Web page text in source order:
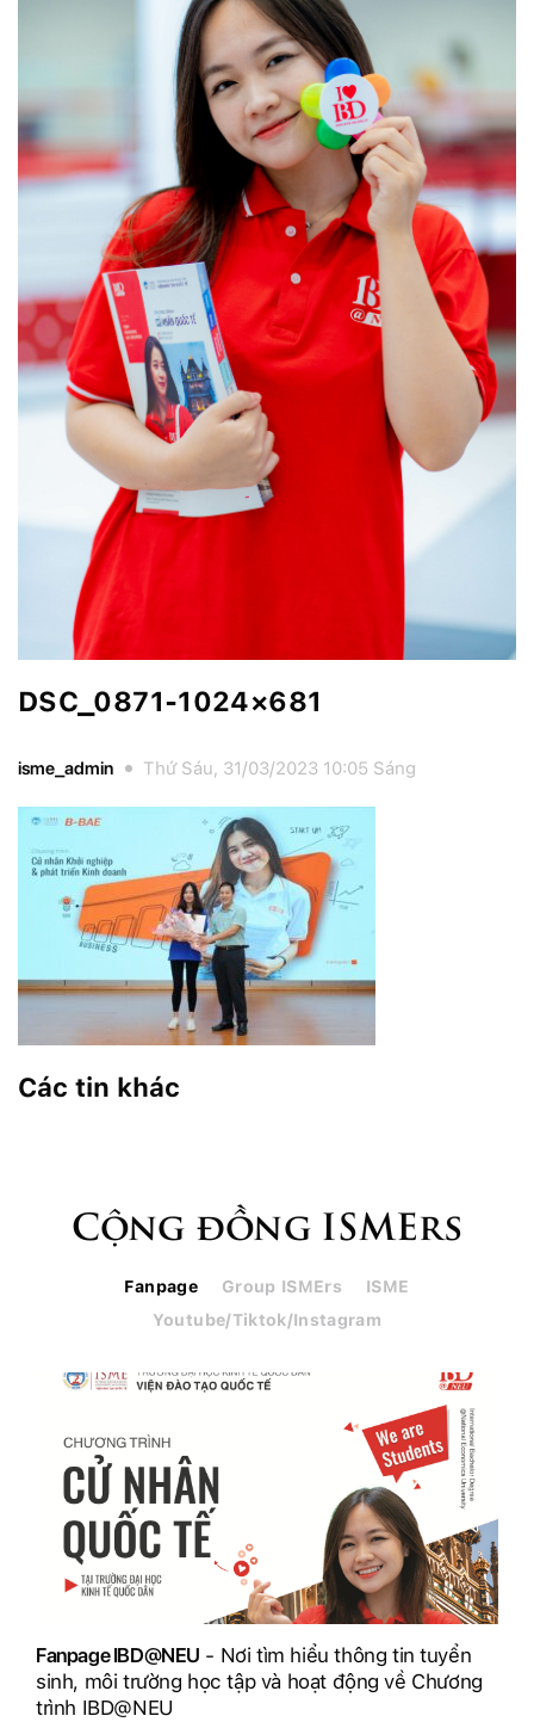
DSC_0871-1024×681
isme_admin Thứ Sáu, 31/03/2023 10:05 Sáng
Các tin khác
Cộng đồng ISMErs
Fanpage Group ISMErs
ISME
Youtube/Tiktok/Instagram
Fanpage IBD@NEU - Nơi tìm hiểu thông tin tuyển
sinh, môi trường học tập và hoạt động về Chương
trình IBD@NEU